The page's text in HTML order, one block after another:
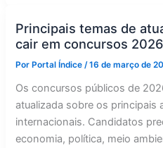
Senado
Principais temas de
cair em concursos 2026
PorPortal Índice /16 de março de
Os concursos públicos de
atualizada sobre os principais
internacionais. Candidatos
economia, política, meio